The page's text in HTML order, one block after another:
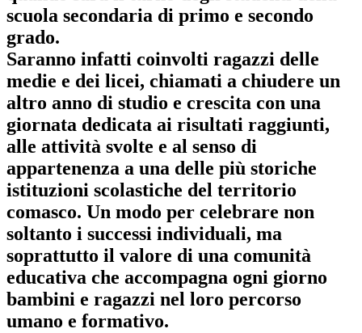
scuola secondaria di primo e secondo
grado.
Saranno infatti coinvolti ragazzi delle
medie e dei licei, chiamati a chiudere un
altro anno di studio e crescita con una
giornata dedicata ai risultati raggiunti,
alle attività svolte e al senso di
appartenenza a una delle più storiche
istituzioni scolastiche del territorio
comasco. Un modo per celebrare non
soltanto i successi individuali, ma
soprattutto il valore di una comunità
educativa che accompagna ogni giorno
bambini e ragazzi nel loro percorso
umano e formativo.